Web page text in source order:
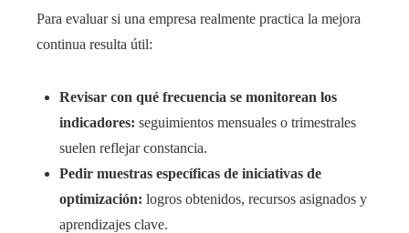
Para evaluar si una empresa realmente practica la mejora
continua resulta útil:
Revisar con qué frecuencia se monitorean los
indicadores: seguimientos mensuales o trimestrales
suelen reflejar constancia.
Pedir muestras específicas de iniciativas de
optimización: logros obtenidos, recursos asignados y
aprendizajes clave.